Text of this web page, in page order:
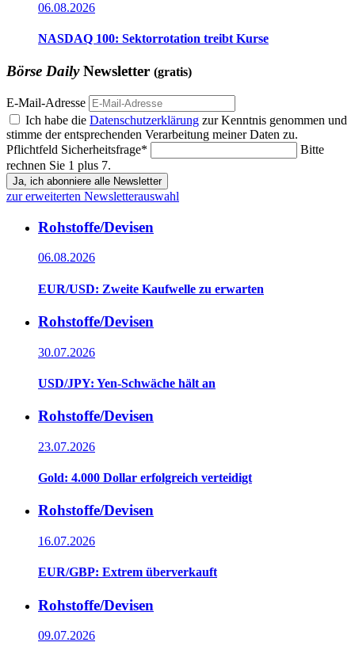
06.08.2026
NASDAQ 100: Sektorrotation treibt Kurse
Börse DailyNewsletter (gratis)
E-Mail-Adresse
Ich habe die Datenschutzerklärung zur Kenntnis genommen und
stimme der entsprechenden Verarbeitung meiner Daten zu.
Pflichtfeld Sicherheitsfrage*
Bitte
rechnen Sie 1 plus 7.
Ja, ich abonniere alle Newsletter
zur erweiterten Newsletterauswahl
Rohstoffe/Devisen
06.08.2026
EUR/USD: Zweite Kaufwelle zu erwarten
Rohstoffe/Devisen
30.07.2026
USD/JPY: Yen-Schwäche hält an
Rohstoffe/Devisen
23.07.2026
Gold: 4.000 Dollar erfolgreich verteidigt
Rohstoffe/Devisen
16.07.2026
EUR/GBP: Extrem überverkauft
Rohstoffe/Devisen
09.07.2026